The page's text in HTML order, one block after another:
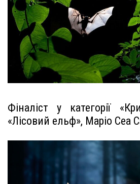
Фіналіст у категорії
«Лісовий ельф», Маріо Сеа